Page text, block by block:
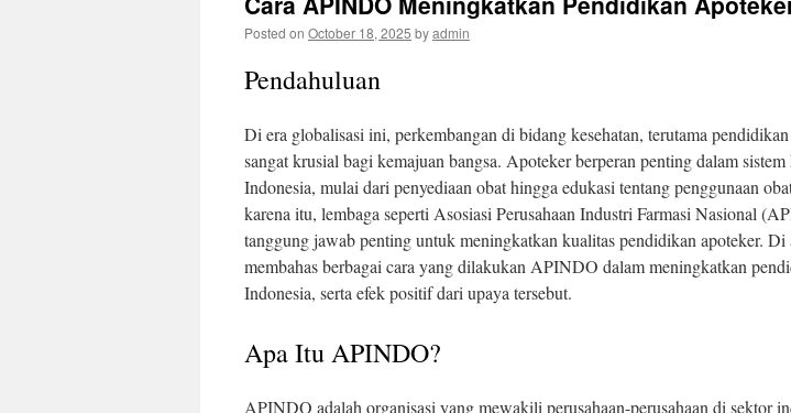
Posted on October 18, 2025 byadmin
Pendahuluan
Di era globalisasi ini, perkembangan di bidang kesehatan, terutama
sangat krusial bagi kemajuan bangsa. Apoteker berperan penting dalam sistem
Indonesia, mulai dari penyediaan obat hingga edukasi tentang penggunaan
karena itu, lembaga seperti Asosiasi Perusahaan Industri Farmasi Nasional
tanggung jawab penting untuk meningkatkan kualitas pendidikan apoteker.
membahas berbagai cara yang dilakukan APINDO dalam meningkatkan
Indonesia, serta efek positif dari upaya tersebut.
Apa Itu APINDO?
APINDO adalah organisasi yang mewakili perusahaan-perusahaan di sektor